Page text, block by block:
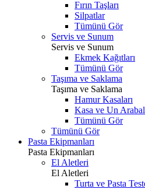
Fırın Taşları
Silpatlar
Tümünü Gör
Servis ve Sunum
Servis ve Sunum
Ekmek Kağıtları
Tümünü Gör
Taşıma ve Saklama
Taşıma ve Saklama
Hamur Kasaları
Kasa ve Un
Tümünü Gör
Tümünü Gör
Pasta Ekipmanları
Pasta Ekipmanları
El Aletleri
El Aletleri
Turta ve Pasta